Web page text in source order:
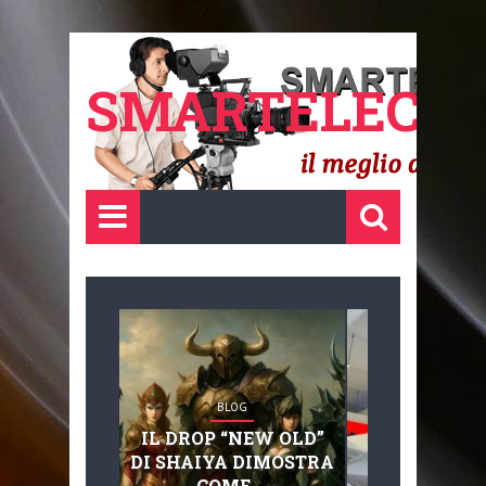
BLOG
IL DROP “NEW OLD”
DI SHAIYA DIMOSTRA